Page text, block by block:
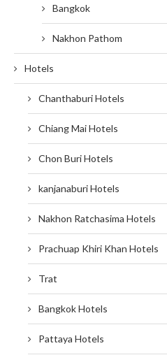
Bangkok
Nakhon Pathom
Hotels
Chanthaburi Hotels
Chiang Mai Hotels
Chon Buri Hotels
kanjanaburi Hotels
Nakhon Ratchasima Hotels
Prachuap Khiri Khan Hotels
Trat
Bangkok Hotels
Pattaya Hotels